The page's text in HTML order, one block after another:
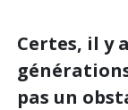
Certes, il y
pas un